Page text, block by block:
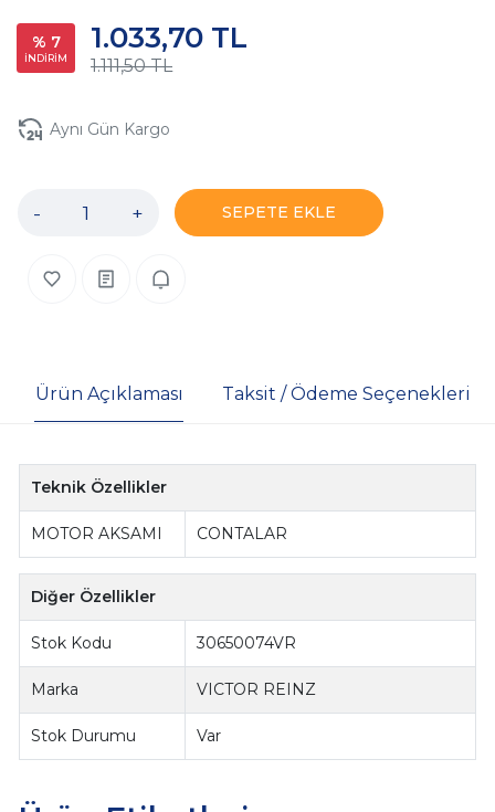
% 7
İNDİRİM 1.111,50 TL
1.033,70 TL
Aynı Gün Kargo
- + SEPETE EKLE
Ürün Açıklaması Taksit / Ödeme Seçenekleri
Teknik Özellikler
MOTOR AKSAMI CONTALAR
Diğer Özellikler
Stok Kodu 30650074VR
Marka VICTOR REINZ
Stok Durumu Var